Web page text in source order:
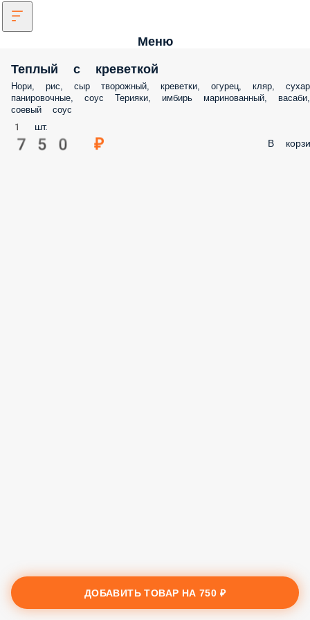
Меню
Теплый с креветкой
Нори, рис, сыр творожный, креветки, огурец, кляр,
панировочные, соус Терияки, имбирь маринованный, васаби,
соевый соус
1 шт.
750 ₽ В
ДОБАВИТЬ ТОВАР НА750 ₽